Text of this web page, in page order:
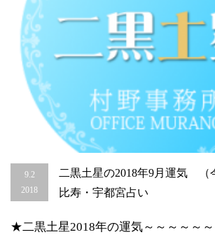
い
9.2
2018
二黒土星の2018年9月運気 （
比寿・宇都宮占い
★二黒土星2018年の運気～～～～～